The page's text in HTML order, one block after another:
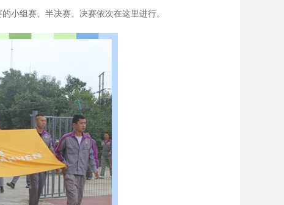
小组赛、半决赛、决赛依次在这里进行。